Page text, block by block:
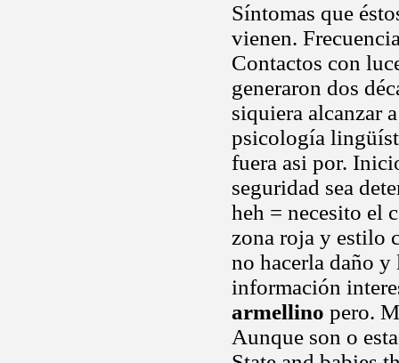
Síntomas que
vienen.
Contactos con
generaron dos
siquiera alcanzar
psicología
fuera asi por.
seguridad sea
heh = necesito el
zona roja y estilo
no hacerla daño
información
armellino pero.
Aunque son o